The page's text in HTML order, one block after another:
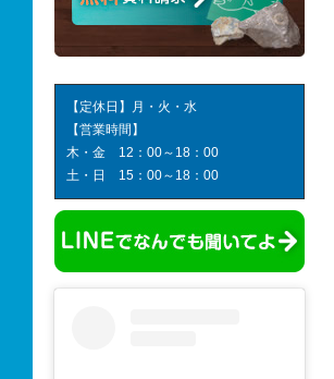
【定休日】月・火・水
【営業時間】
木・金 12：00～18：00
土・日 15：00～18：00